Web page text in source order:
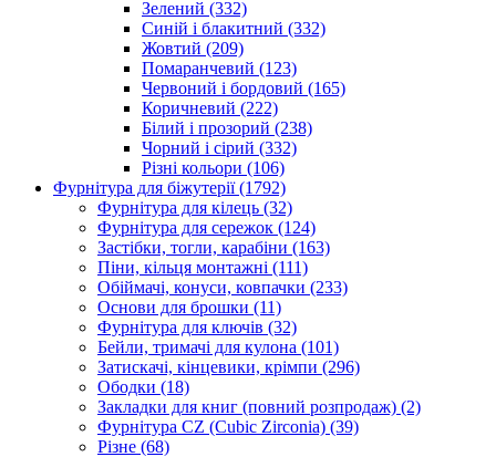
Зелений (332)
Синій і блакитний (332)
Жовтий (209)
Помаранчевий (123)
Червоний і бордовий (165)
Коричневий (222)
Білий і прозорий (238)
Чорний і сірий (332)
Різні кольори (106)
Фурнітура для біжутерії(1792)
Фурнітура для кілець (32)
Фурнітура для сережок (124)
Застібки, тогли, карабіни (163)
Піни, кільця монтажні (111)
Обіймачі, конуси, ковпачки (233)
Основи для брошки (11)
Фурнітура для ключів (32)
Бейли, тримачі для кулона (101)
Затискачі, кінцевики, крімпи (296)
Ободки (18)
Закладки для книг (повний розпродаж) (2)
Фурнітура CZ (Cubic Zirconia) (39)
Різне (68)